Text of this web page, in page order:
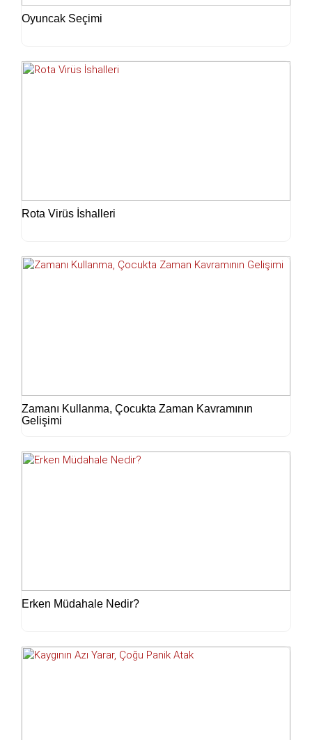
Oyuncak Seçimi
Rota Virüs İshalleri
Zamanı Kullanma, Çocukta Zaman Kavramının
Gelişimi
Erken Müdahale Nedir?